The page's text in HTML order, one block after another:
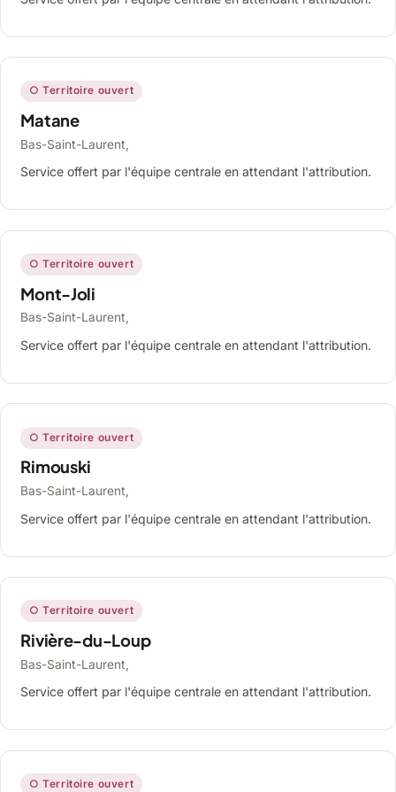
○ Territoire ouvert
Matane
Bas-Saint-Laurent,
Service offert par l'équipe centrale en attendant l'attribution.
○ Territoire ouvert
Mont-Joli
Bas-Saint-Laurent,
Service offert par l'équipe centrale en attendant l'attribution.
○ Territoire ouvert
Rimouski
Bas-Saint-Laurent,
Service offert par l'équipe centrale en attendant l'attribution.
○ Territoire ouvert
Rivière-du-Loup
Bas-Saint-Laurent,
Service offert par l'équipe centrale en attendant l'attribution.
○ Territoire ouvert